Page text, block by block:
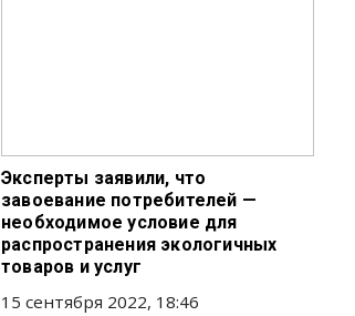
Эксперты заявили, что
завоевание потребителей —
необходимое условие для
распространения экологичных
товаров и услуг
15 сентября 2022, 18:46